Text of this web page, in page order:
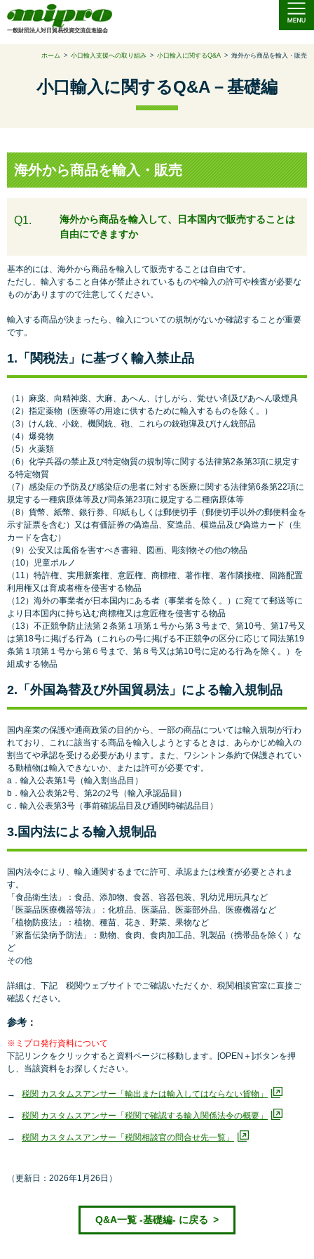
一般財団法人対日貿易投資交流促進協会
ホーム > 小口輸入支援への取り組み > 小口輸入に関するQ&A > 海外から商品を輸入・販売
小口輸入に関するQ&A－基礎編
海外から商品を輸入・販売
Q1.
海外から商品を輸入して、日本国内で販売することは
自由にできますか
基本的には、海外から商品を輸入して販売することは自由です。
ただし、輸入すること自体が禁止されているものや輸入の許可や検査が必要な
ものがありますので注意してください。
輸入する商品が決まったら、輸入についての規制がないか確認することが重要
です。
1.「関税法」に基づく輸入禁止品
（1）麻薬、向精神薬、大麻、あへん、けしがら、覚せい剤及びあへん吸煙具
（2）指定薬物（医療等の用途に供するために輸入するものを除く。）
（3）けん銃、小銃、機関銃、砲、これらの銃砲弾及びけん銃部品
（4）爆発物
（5）火薬類
（6）化学兵器の禁止及び特定物質の規制等に関する法律第2条第3項に規定す
る特定物質
（7）感染症の予防及び感染症の患者に対する医療に関する法律第6条第22項に
規定する一種病原体等及び同条第23項に規定する二種病原体等
（8）貨幣、紙幣、銀行券、印紙もしくは郵便切手（郵便切手以外の郵便料金を
示す証票を含む）又は有価証券の偽造品、変造品、模造品及び偽造カード（生
カードを含む）
（9）公安又は風俗を害すべき書籍、図画、彫刻物その他の物品
（10）児童ポルノ
（11）特許権、実用新案権、意匠権、商標権、著作権、著作隣接権、回路配置
利用権又は育成者権を侵害する物品
（12）海外の事業者が日本国内にある者（事業者を除く。）に宛てて郵送等に
より日本国内に持ち込む商標権又は意匠権を侵害する物品
（13）不正競争防止法第２条第１項第１号から第３号まで、第10号、第17号又
は第18号に掲げる行為（これらの号に掲げる不正競争の区分に応じて同法第19
条第１項第１号から第６号まで、第８号又は第10号に定める行為を除く。）を
組成する物品
2.「外国為替及び外国貿易法」による輸入規制品
国内産業の保護や通商政策の目的から、一部の商品については輸入規制が行わ
れており、これに該当する商品を輸入しようとするときは、あらかじめ輸入の
割当てや承認を受ける必要があります。また、ワシントン条約で保護されてい
る動植物は輸入できないか、または許可が必要です。
a．輸入公表第1号（輸入割当品目）
b．輸入公表第2号、第2の2号（輸入承認品目）
c．輸入公表第3号（事前確認品目及び通関時確認品目）
3.国内法による輸入規制品
国内法令により、輸入通関するまでに許可、承認または検査が必要とされま
す。
「食品衛生法」：食品、添加物、食器、容器包装、乳幼児用玩具など
「医薬品医療機器等法」：化粧品、医薬品、医薬部外品、医療機器など
「植物防疫法」：植物、種苗、花き、野菜、果物など
「家畜伝染病予防法」：動物、食肉、食肉加工品、乳製品（携帯品を除く）な
ど
その他
詳細は、下記 税関ウェブサイトでご確認いただくか、税関相談官室に直接ご
確認ください。
参考：
※ミプロ発行資料について
下記リンクをクリックすると資料ページに移動します。[OPEN＋]ボタンを押
し、当該資料をお探しください。
税関 カスタムスアンサー「輸出または輸入してはならない貨物」
税関 カスタムスアンサー「税関で確認する輸入関係法令の概要」
税関 カスタムスアンサー「税関相談官の問合せ先一覧」
（更新日：2026年1月26日）
Q&A一覧 -基礎編- に戻る >